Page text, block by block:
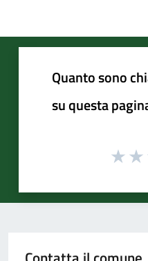
Quanto sono
su questa